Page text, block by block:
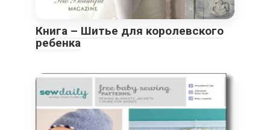
Книга – Шитье для королевского
ребенка